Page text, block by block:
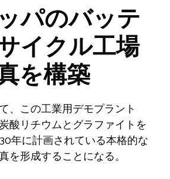
パのバッテ
イクル工場
を構築
、この工業用デモプラント
酸リチウムとグラファイトを
年に計画されている本格的な
を形成することになる。